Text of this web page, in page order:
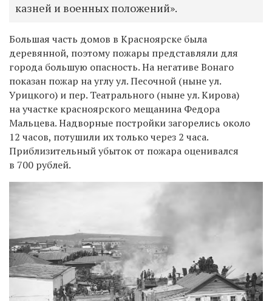
казней и военных положений».
Большая часть домов в Красноярске была
деревянной, поэтому пожары представляли для
города большую опасность. На негативе Вонаго
показан пожар на углу ул. Песочной (ныне ул.
Урицкого) и пер. Театрального (ныне ул. Кирова)
на участке красноярского мещанина Федора
Мальцева. Надворные постройки загорелись около
12 часов, потушили их только через 2 часа.
Приблизительный убыток от пожара оценивался
в 700 рублей.